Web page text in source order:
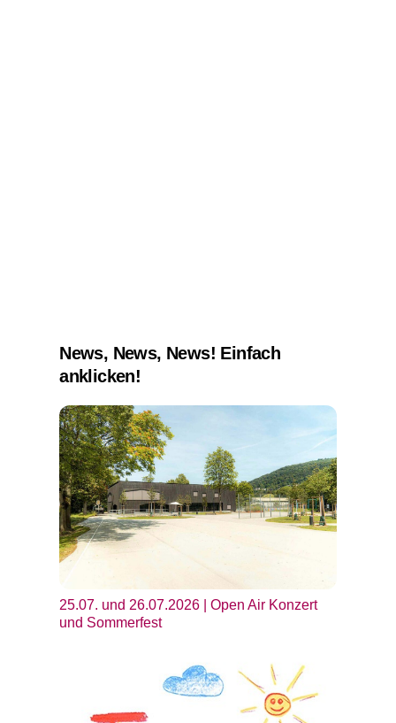
News, News, News! Einfach
anklicken!
25.07. und 26.07.2026 | Open Air Konzert
und Sommerfest